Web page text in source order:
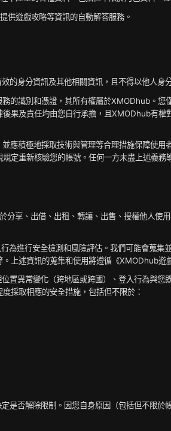
供遊戲攻略等資訊的自動解答服務。
的身分資訊及其他相關資訊，且不得以他人身
識別和憑證，其所有權屬於XMODhub。您
果及責任均由您自行承擔，且XMODhub有
積極地採取技術與管理等合理措施保障使
重新核驗您的帳號。任何一方未盡上述義務
享、出借、出租、轉讓、出售、授權他人使
進行安全檢測和風險評估。我們可能會蒐集
上述資訊的蒐集和使用將遵循《XMODhub遊
異常變化（跨地區或跨國）、登入行為與您
採取相應的安全措施，包括但不限於：
否解除限制。因您自身原因（包括但不限